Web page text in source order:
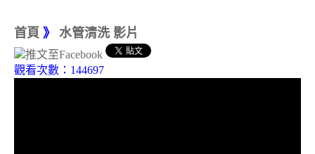
首頁 》 水管清洗 影片
觀看次數：144697